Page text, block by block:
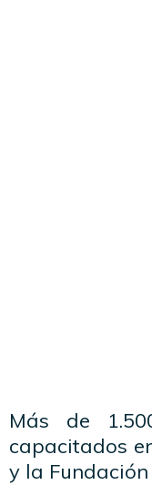
Más de
capacitados
y la